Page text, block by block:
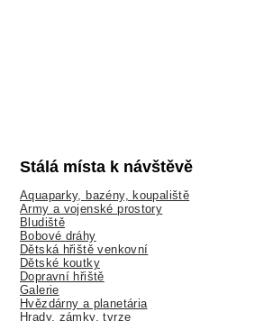
Stálá místa k návštěvě
Aquaparky, bazény, koupaliště
Army a vojenské prostory
Bludiště
Bobové dráhy
Dětská hřiště venkovní
Dětské koutky
Dopravní hřiště
Galerie
Hvězdárny a planetária
Hrady, zámky, tvrze